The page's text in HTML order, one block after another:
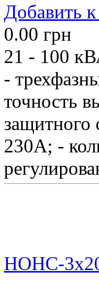
Добавить
0.00 грн
21 - 100
-
точность
защитного
230А; -
НОНС-